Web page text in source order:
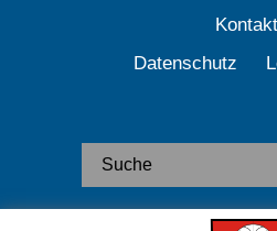
Kontakt
Datenschutz